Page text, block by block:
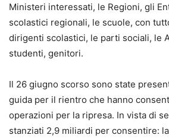
Ministeri interessati, le Regioni, gli
scolastici regionali, le scuole, con
dirigenti scolastici, le parti sociali, le
studenti, genitori.
Il 26 giugno scorso sono state
guida per il rientro che hanno
operazioni per la ripresa. In vista di
stanziati 2,9 miliardi per consentire: